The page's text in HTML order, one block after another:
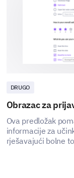
Variety of
Quality of
Value for
DRUGO
Obrazac za
Ova predložak
informacije za
rješavajući bolne